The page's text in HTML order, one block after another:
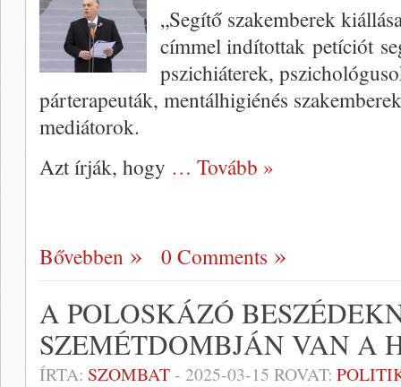
„Segítő szakemberek
címmel indítottak petíciót
pszichiáterek,
párterapeuták, mentálhigiénés
mediátorok.
Azt írják, hogy … Tovább »
Bővebben 0 Comments
A POLOSKÁZÓ
SZEMÉTDOMBJÁN VAN A
ÍRTA: SZOMBAT- 2025-03-15 ROVAT: